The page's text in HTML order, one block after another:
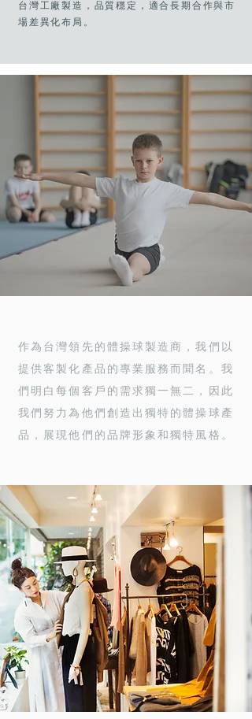
台灣工廠製造，品質穩定，適合長期合作與市
場差異化布局。
作為台灣領先的體操球製造商，我們以
提供客製化產品的專業服務而聞名。我
們明白每個客戶的需求獨一無二，因此
我們努力為他們創造出獨特的體操球產
品，展現他們的品牌形象和獨特風格。